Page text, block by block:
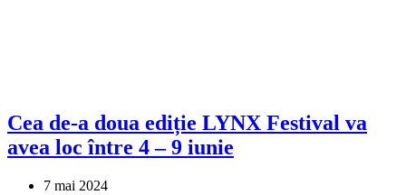
Cea de-a doua ediție LYNX Festival va
avea loc între 4 – 9 iunie
7 mai 2024